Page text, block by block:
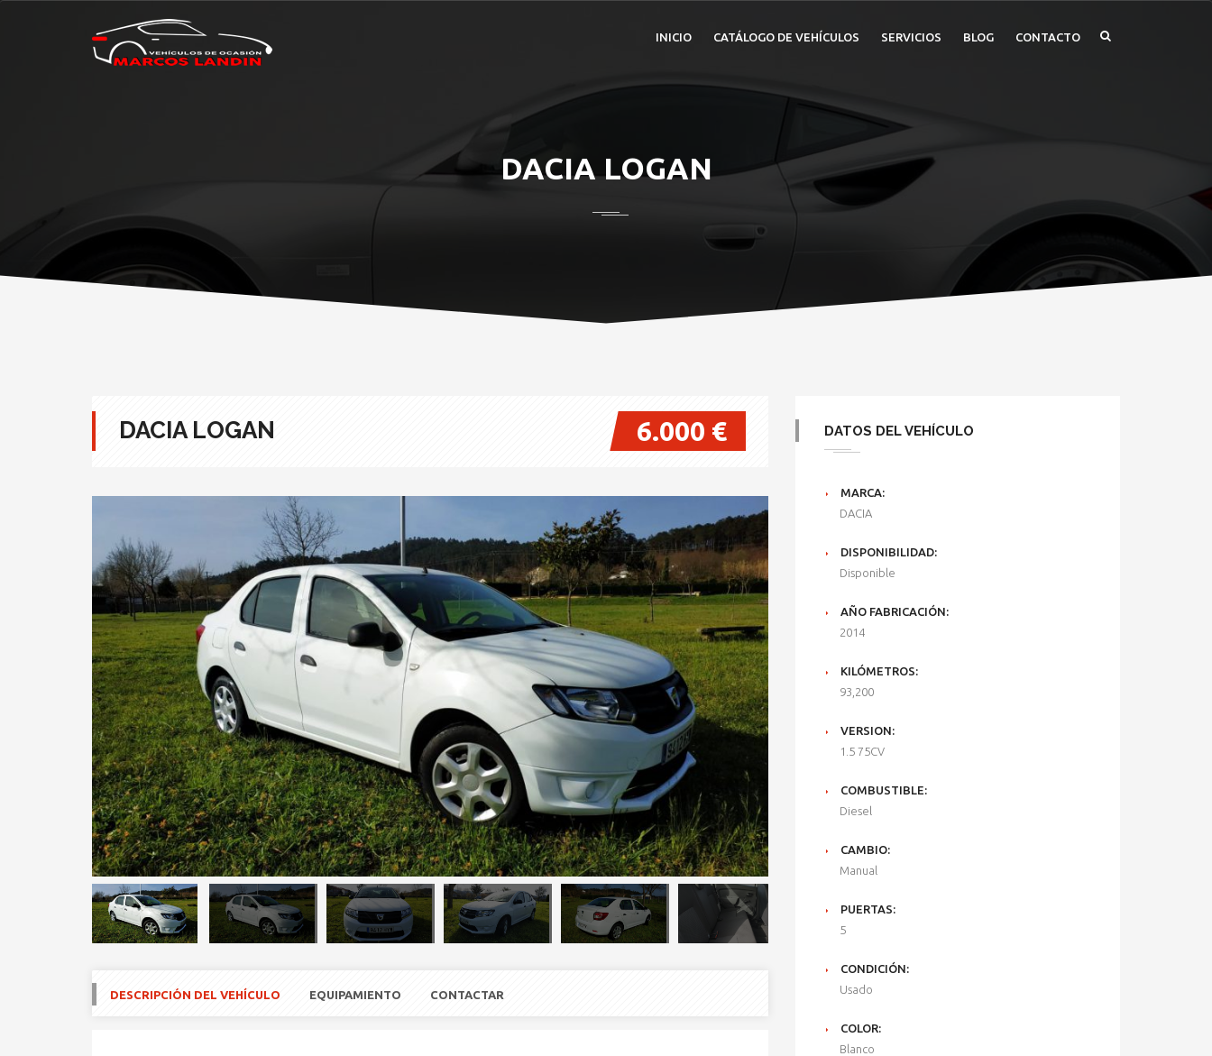
INICIO CATÁLOGO DE VEHÍCULOS SERVICIOS BLOG CONTACTO
DACIA LOGAN
DACIA LOGAN 6.000 €
DESCRIPCIÓN DEL VEHÍCULO EQUIPAMIENTO CONTACTAR
DATOS DEL VEHÍCULO
MARCA:
DACIA
DISPONIBILIDAD:
Disponible
AÑO FABRICACIÓN:
2014
KILÓMETROS:
93,200
VERSION:
1.5 75CV
COMBUSTIBLE:
Diesel
CAMBIO:
Manual
PUERTAS:
5
CONDICIÓN:
Usado
COLOR:
Blanco